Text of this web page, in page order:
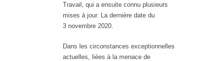
Travail, qui a ensuite connu plusieurs
mises à jour. La dernière date du
3 novembre 2020.
Dans les circonstances exceptionnelles
actuelles, liées à la menace de